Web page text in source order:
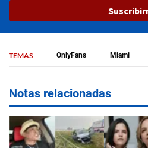
TEMAS OnlyFans Miami
Notas relacionadas